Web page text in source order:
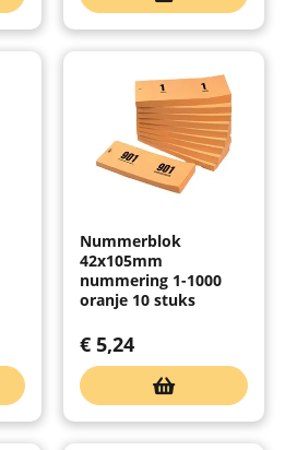
Nummerblok
42x105mm
nummering 1-1000
oranje 10 stuks
€ 5,24